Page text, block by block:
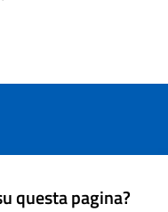
questa pagina?